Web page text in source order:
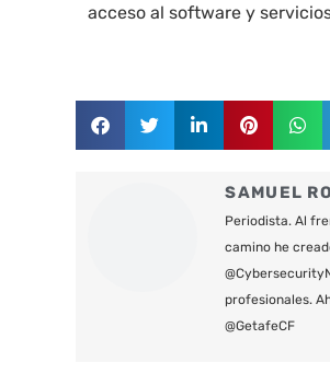
acceso al software y
SAMUEL
Periodista. Al
camino he
profesionales.
@GetafeCF